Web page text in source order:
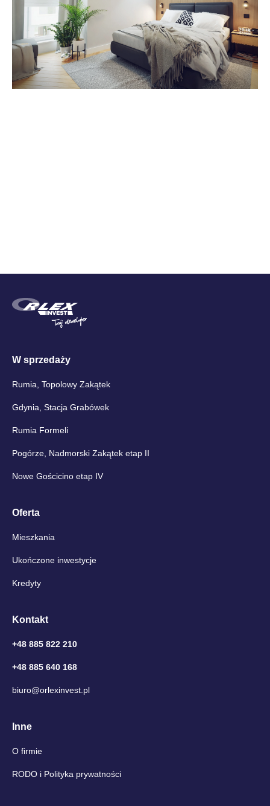
W sprzedaży
Rumia, Topolowy Zakątek
Gdynia, Stacja Grabówek
Rumia Formeli
Pogórze, Nadmorski Zakątek etap II
Nowe Gościcino etap IV
Oferta
Mieszkania
Ukończone inwestycje
Kredyty
Kontakt
+48 885 822 210
+48 885 640 168
biuro@orlexinvest.pl
Inne
O firmie
RODO i Polityka prywatności